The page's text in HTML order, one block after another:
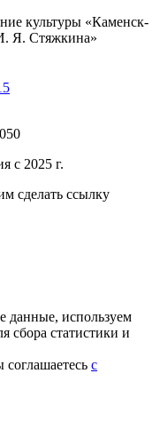
культуры «Каменск-
Я. Стяжкина»
с 2025 г.
сделать ссылку
данные, используем
сбора статистики и
с